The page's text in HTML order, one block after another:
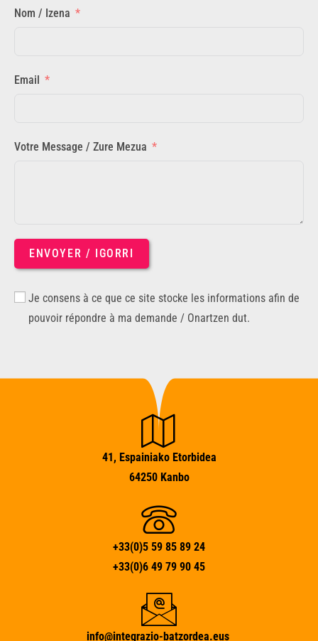
Nom / Izena
Email
Votre Message / Zure Mezua
ENVOYER / IGORRI
Je consens à ce que ce site stocke les informations afin de
pouvoir répondre à ma demande / Onartzen dut.
41, Espainiako Etorbidea
64250 Kanbo
+33(0)5 59 85 89 24
+33(0)6 49 79 90 45
info@integrazio-batzordea.eus